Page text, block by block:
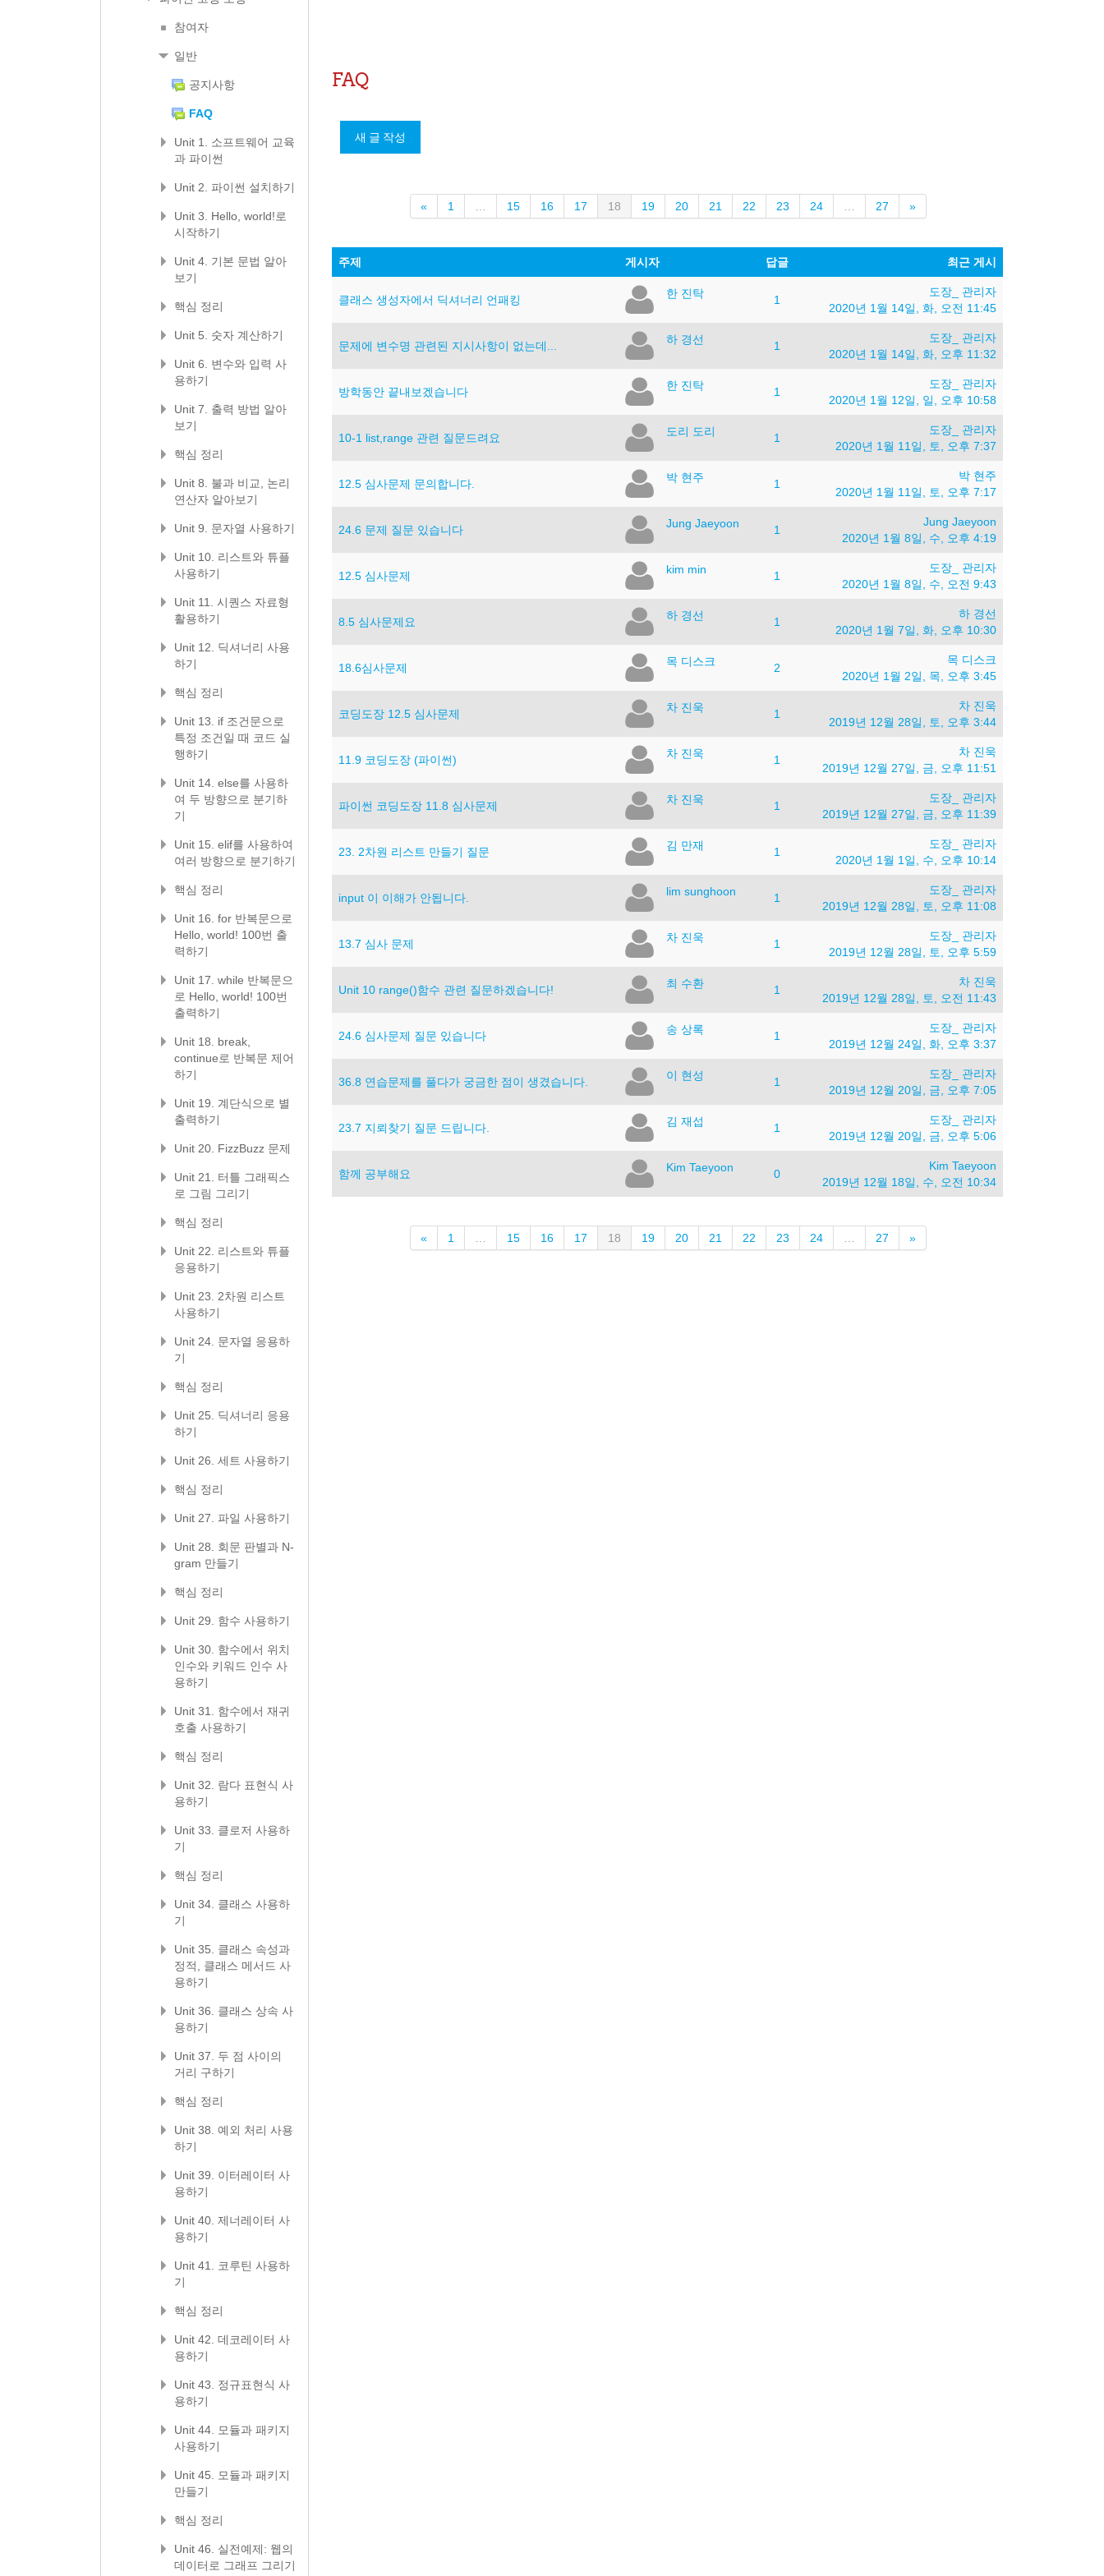
FAQ
«이
전
1 15 16 17 18(current)
19 20 21 22 23 24 27 »다
음
주제 게시자 답글 최근 게시
클래스 생성자에서 딕셔너리 언패킹 한 진탁 1
도장_ 관리자
2020년 1월 14일, 화, 오전 11:45
문제에 변수명 관련된 지시사항이 없는데... 하 경선 1
도장_ 관리자
2020년 1월 14일, 화, 오후 11:32
방학동안 끝내보겠습니다 한 진탁 1
도장_ 관리자
2020년 1월 12일, 일, 오후 10:58
10-1 list,range 관련 질문드려요 도리 도리 1
도장_ 관리자
2020년 1월 11일, 토, 오후 7:37
12.5 심사문제 문의합니다. 박 현주 1
박 현주
2020년 1월 11일, 토, 오후 7:17
24.6 문제 질문 있습니다 Jung Jaeyoon 1
Jung Jaeyoon
2020년 1월 8일, 수, 오후 4:19
12.5 심사문제 kim min 1
도장_ 관리자
2020년 1월 8일, 수, 오전 9:43
8.5 심사문제요 하 경선 1
하 경선
2020년 1월 7일, 화, 오후 10:30
18.6심사문제 목 디스크 2
목 디스크
2020년 1월 2일, 목, 오후 3:45
코딩도장 12.5 심사문제 차 진욱 1
차 진욱
2019년 12월 28일, 토, 오후 3:44
11.9 코딩도장 (파이썬) 차 진욱 1
차 진욱
2019년 12월 27일, 금, 오후 11:51
파이썬 코딩도장 11.8 심사문제 차 진욱 1
도장_ 관리자
2019년 12월 27일, 금, 오후 11:39
23. 2차원 리스트 만들기 질문 김 만재 1
도장_ 관리자
2020년 1월 1일, 수, 오후 10:14
input 이 이해가 안됩니다. lim sunghoon 1
도장_ 관리자
2019년 12월 28일, 토, 오후 11:08
13.7 심사 문제 차 진욱 1
도장_ 관리자
2019년 12월 28일, 토, 오후 5:59
Unit 10 range()함수 관련 질문하겠습니다! 최 수환 1
차 진욱
2019년 12월 28일, 토, 오전 11:43
24.6 심사문제 질문 있습니다 송 상록 1
도장_ 관리자
2019년 12월 24일, 화, 오후 3:37
36.8 연습문제를 풀다가 궁금한 점이 생겼습니다. 이 현성 1
도장_ 관리자
2019년 12월 20일, 금, 오후 7:05
23.7 지뢰찾기 질문 드립니다. 김 재섭 1
도장_ 관리자
2019년 12월 20일, 금, 오후 5:06
함께 공부해요 Kim Taeyoon 0
Kim Taeyoon
2019년 12월 18일, 수, 오전 10:34
«이
전
1 15 16 17 18(current)
19 20 21 22 23 24 27 »다
음
참여자
일반
공지사항
FAQ
Unit 1. 소프트웨어 교육
과 파이썬
Unit 2. 파이썬 설치하기
Unit 3. Hello, world!로
시작하기
Unit 4. 기본 문법 알아
보기
핵심 정리
Unit 5. 숫자 계산하기
Unit 6. 변수와 입력 사
용하기
Unit 7. 출력 방법 알아
보기
핵심 정리
Unit 8. 불과 비교, 논리
연산자 알아보기
Unit 9. 문자열 사용하기
Unit 10. 리스트와 튜플
사용하기
Unit 11. 시퀀스 자료형
활용하기
Unit 12. 딕셔너리 사용
하기
핵심 정리
Unit 13. if 조건문으로
특정 조건일 때 코드 실
행하기
Unit 14. else를 사용하
여 두 방향으로 분기하
기
Unit 15. elif를 사용하여
여러 방향으로 분기하기
핵심 정리
Unit 16. for 반복문으로
Hello, world! 100번 출
력하기
Unit 17. while 반복문으
로 Hello, world! 100번
출력하기
Unit 18. break,
continue로 반복문 제어
하기
Unit 19. 계단식으로 별
출력하기
Unit 20. FizzBuzz 문제
Unit 21. 터틀 그래픽스
로 그림 그리기
핵심 정리
Unit 22. 리스트와 튜플
응용하기
Unit 23. 2차원 리스트
사용하기
Unit 24. 문자열 응용하
기
핵심 정리
Unit 25. 딕셔너리 응용
하기
Unit 26. 세트 사용하기
핵심 정리
Unit 27. 파일 사용하기
Unit 28. 회문 판별과 N-
gram 만들기
핵심 정리
Unit 29. 함수 사용하기
Unit 30. 함수에서 위치
인수와 키워드 인수 사
용하기
Unit 31. 함수에서 재귀
호출 사용하기
핵심 정리
Unit 32. 람다 표현식 사
용하기
Unit 33. 클로저 사용하
기
핵심 정리
Unit 34. 클래스 사용하
기
Unit 35. 클래스 속성과
정적, 클래스 메서드 사
용하기
Unit 36. 클래스 상속 사
용하기
Unit 37. 두 점 사이의
거리 구하기
핵심 정리
Unit 38. 예외 처리 사용
하기
Unit 39. 이터레이터 사
용하기
Unit 40. 제너레이터 사
용하기
Unit 41. 코루틴 사용하
기
핵심 정리
Unit 42. 데코레이터 사
용하기
Unit 43. 정규표현식 사
용하기
Unit 44. 모듈과 패키지
사용하기
Unit 45. 모듈과 패키지
만들기
핵심 정리
Unit 46. 실전예제: 웹의
데이터로 그래프 그리기